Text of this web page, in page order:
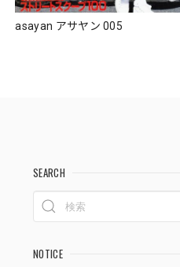
asayan アサヤン 005
SEARCH
NOTICE